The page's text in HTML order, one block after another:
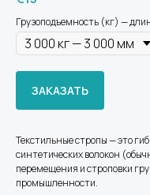
Грузоподъемность (кг) —
ЗАКАЗАТЬ
Текстильные стропы — это
синтетических волокон
перемещения и строповки
промышленности.